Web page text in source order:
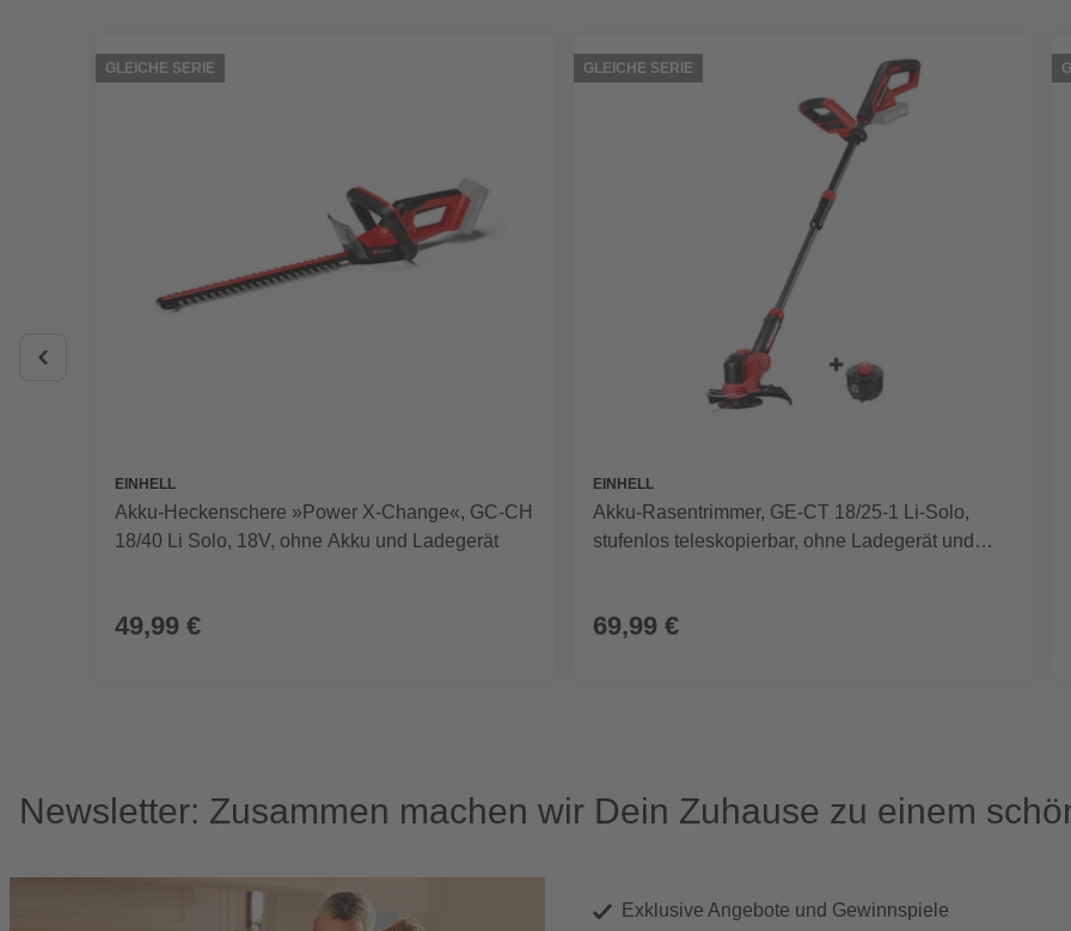
GLEICHE SERIE
EINHELL
Akku-Heckenschere »Power X-Change«, GC-CH
18/40 Li Solo, 18V, ohne Akku und Ladegerät
49,99 €
GLEICHE SERIE
EINHELL
Akku-Rasentrimmer, GE-CT 18/25-1 Li-Solo,
stufenlos teleskopierbar, ohne Ladegerät und
69,99 €
Newsletter: Zusammen machen wir Dein Zuhause zu einem
Exklusive Angebote und Gewinnspiele